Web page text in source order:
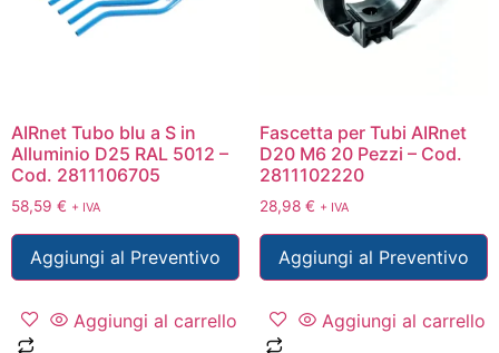
AIRnet Tubo blu a S in
Alluminio D25 RAL 5012 –
Cod. 2811106705
58,59 € + IVA
Aggiungi al Preventivo
Aggiungi al carrello
Fascetta per Tubi AIRnet
D20 M6 20 Pezzi – Cod.
2811102220
28,98 € + IVA
Aggiungi al Preventivo
Aggiungi al carrello